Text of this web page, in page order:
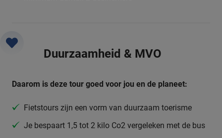
Duurzaamheid & MVO
Daarom is deze tour goed voor jou en de planeet:
Fietstours zijn een vorm van duurzaam toerisme
Je bespaart 1,5 tot 2 kilo Co2 vergeleken met de bus